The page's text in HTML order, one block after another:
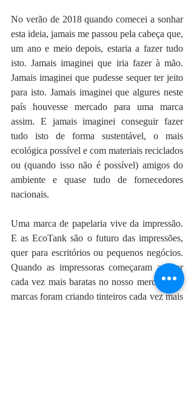
No verão de 2018 quando comecei a sonhar
esta ideia, jamais me passou pela cabeça que,
um ano e meio depois, estaria a fazer tudo
isto. Jamais imaginei que iria fazer à mão.
Jamais imaginei que pudesse sequer ter jeito
para isto. Jamais imaginei que algures neste
país houvesse mercado para uma marca
assim. E jamais imaginei conseguir fazer
tudo isto de forma sustentável, o mais
ecológica possível e com materiais reciclados
ou (quando isso não é possível) amigos do
ambiente e quase tudo de fornecedores
nacionais.
Uma marca de papelaria vive da impressão.
E as EcoTank são o futuro das impressões,
quer para escritórios ou pequenos negócios.
Quando as impressoras começaram a ficar
cada vez mais baratas no nosso mercado, as
marcas foram criando tinteiros cada vez mais